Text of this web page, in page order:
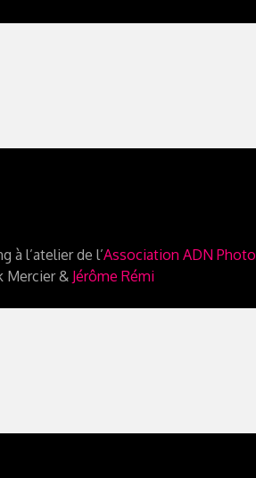
à l’atelier de l’Association ADN Photo
Mercier & Jérôme Rémi